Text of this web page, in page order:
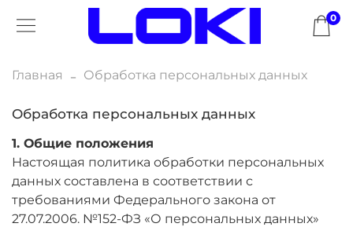
0
Главная Обработка персональных данных
Обработка персональных данных
1. Общие положения
Настоящая политика обработки персональных
данных составлена в соответствии с
требованиями Федерального закона от
27.07.2006. №152-ФЗ «О персональных данных»